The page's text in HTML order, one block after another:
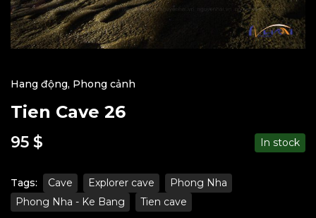
Hang động, Phong cảnh
Tien Cave 26
95 $ In stock
Tags: Cave Explorer cave
Phong Nha
Phong Nha - Ke Bang
Tien cave